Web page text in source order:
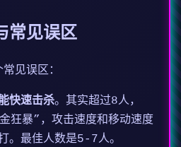
常见误区
见误区：
快速击杀。其实超过8人，
狂暴”，攻击速度和移动速度
。最佳人数是5-7人。